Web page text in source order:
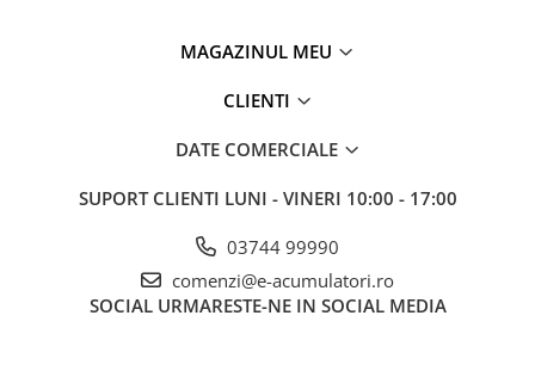
cabluri USB, prelungitoare USB
Cablu de date si Adaptoare
Solutii solare portabile
MAGAZINUL MEU
CLIENTI
DATE COMERCIALE
SUPORT CLIENTI LUNI - VINERI 10:00 - 17:00
03744 99990
comenzi@e-acumulatori.ro
SOCIAL URMARESTE-NE IN SOCIAL MEDIA